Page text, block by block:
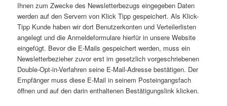
Ihnen zum Zwecke des Newsletterbezugs eingegeben Daten
werden auf den Servern von Klick Tipp gespeichert. Als Klick-
Tipp Kunde haben wir dort Benutzerkonten und Verteilerlisten
angelegt und die Anmeldeformulare hierfür in unsere Website
eingefügt. Bevor die E-Mails gespeichert werden, muss ein
Newsletterbezieher zuvor erst im gesetzlich vorgeschriebenen
Double-Opt-in-Verfahren seine E-Mail-Adresse bestätigen. Der
Empfänger muss diese E-Mail in seinem Posteingangsfach
öffnen und auf den darin enthaltenen Bestätigungslink klicken.